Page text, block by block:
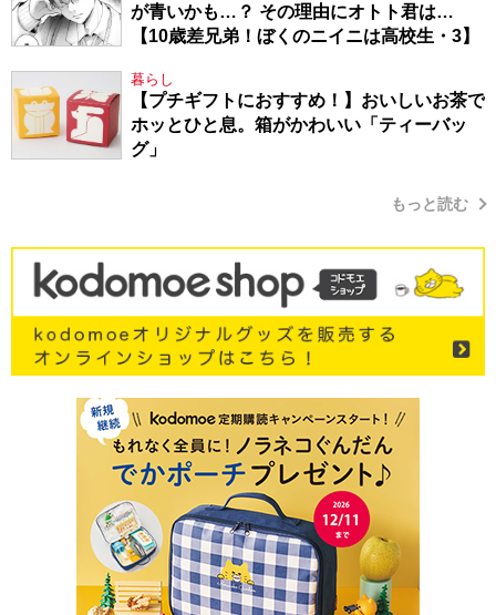
が青いかも…？ その理由にオトト君は…
【10歳差兄弟！ぼくのニイニは高校生・3】
暮らし
【プチギフトにおすすめ！】おいしいお茶で
ホッとひと息。箱がかわいい「ティーバッ
グ」
もっと読む